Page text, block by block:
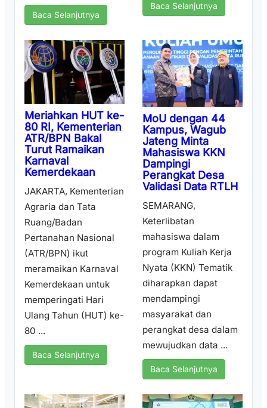
Baca Selanjutnya
Baca Selanjutnya
Meriahkan HUT ke-
80 RI, Kementerian
ATR/BPN Bakal
Turut Ramaikan
Karnaval
Kemerdekaan
JAKARTA, Kementerian
Agraria dan Tata
Ruang/Badan
Pertanahan Nasional
(ATR/BPN) ikut
meramaikan Karnaval
Kemerdekaan untuk
memperingati Hari
Ulang Tahun (HUT) ke-
80 ...
Baca Selanjutnya
MoU dengan 44
Kampus, Wagub
Jateng Minta
Mahasiswa KKN
Dampingi
Perangkat Desa
Validasi Data RTLH
SEMARANG,
Keterlibatan
mahasiswa dalam
program Kuliah Kerja
Nyata (KKN) Tematik
diharapkan dapat
mendampingi
masyarakat dan
perangkat desa dalam
mewujudkan data ...
Baca Selanjutnya